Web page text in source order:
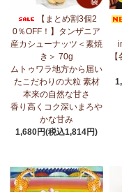
フリルマルチス
無限大！
7/10： ティンガティン
7/10：ティンガティン
名ごとに2つのカテゴリ
→ 作家名 A―L
7/7：カンガ2026新柄 タ
7/3：【まとめ割SALE
ナッツ＜素焼き＞＜う
【まとめ割3個2
0％OFF！】タンザニア
産カシューナッツ＜素焼
き＞ 70g
ムトゥワラ地方から届い
たこだわりの大粒 素材
本来の自然な甘さ
香り高くコク深いまろや
かな甘み
1,680円(税込1,814円)